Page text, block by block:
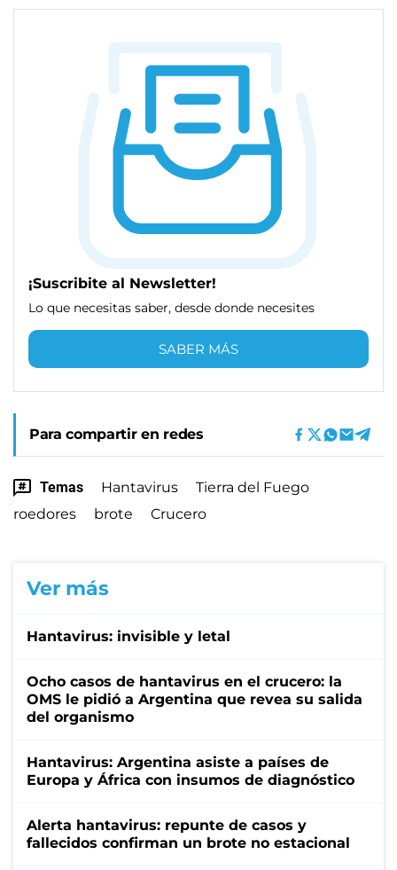
¡Suscribite al Newsletter!
Lo que necesitas saber, desde donde necesites
SABER MÁS
Para compartir en redes
Temas Hantavirus
Tierra del Fuego
roedores
brote Crucero
Ver más
Hantavirus: invisible y letal
Ocho casos de hantavirus en el crucero: la
OMS le pidió a Argentina que revea su salida
del organismo
Hantavirus: Argentina asiste a países de
Europa y África con insumos de diagnóstico
Alerta hantavirus: repunte de casos y
fallecidos confirman un brote no estacional